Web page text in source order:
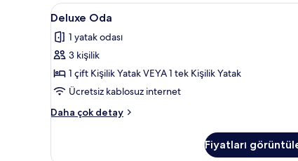
daha
fazla
Deluxe
Oda
için
tüm
fotoğrafları
görün
Deluxe Oda | Kaliteli yatak
1
Deluxe Oda
1 yatak odası
3 kişilik
1 çift Kişilik Yatak VEYA 1 tek Kişilik Yatak
Ücretsiz kablosuz internet
Daha çok detay
Deluxe
Fiyatları